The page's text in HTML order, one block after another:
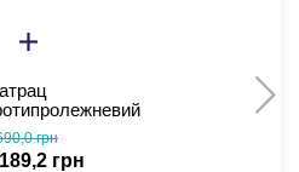
з
М02
грн
грн